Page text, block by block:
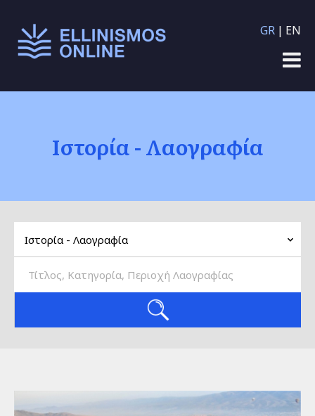
κυρίως περιεχόμενο
GR EN
Ιστορία - Λαογραφία